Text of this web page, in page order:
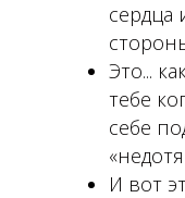
сердца
Это...
тебе
себе
И вот